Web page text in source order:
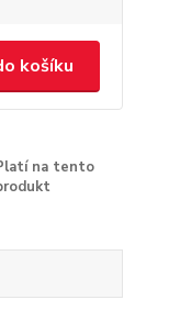
košíku
na tento